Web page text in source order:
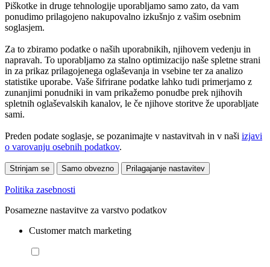
Piškotke in druge tehnologije uporabljamo samo zato, da vam
ponudimo prilagojeno nakupovalno izkušnjo z vašim osebnim
soglasjem.
Za to zbiramo podatke o naših uporabnikih, njihovem vedenju in
napravah. To uporabljamo za stalno optimizacijo naše spletne strani
in za prikaz prilagojenega oglaševanja in vsebine ter za analizo
statistike uporabe. Vaše šifrirane podatke lahko tudi primerjamo z
zunanjimi ponudniki in vam prikažemo ponudbe prek njihovih
spletnih oglaševalskih kanalov, le če njihove storitve že uporabljate
sami.
Preden podate soglasje, se pozanimajte v nastavitvah in v naši izjavi
o varovanju osebnih podatkov.
Strinjam se Samo obvezno Prilagajanje nastavitev
Politika zasebnosti
Posamezne nastavitve za varstvo podatkov
Customer match marketing